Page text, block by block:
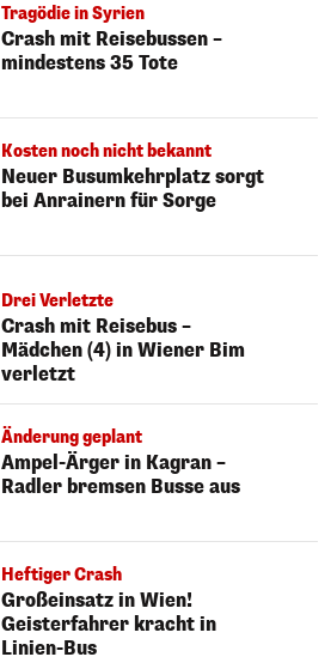
Tragödie in Syrien
Crash mit Reisebussen –
mindestens 35 Tote
Kosten noch nicht bekannt
Neuer Busumkehrplatz sorgt
bei Anrainern für Sorge
Drei Verletzte
Crash mit Reisebus –
Mädchen (4) in Wiener Bim
verletzt
Änderung geplant
Ampel-Ärger in Kagran –
Radler bremsen Busse aus
Heftiger Crash
Großeinsatz in Wien!
Geisterfahrer kracht in
Linien-Bus